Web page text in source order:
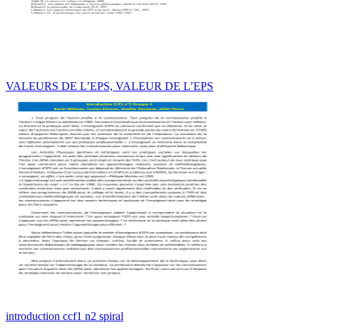
VALEURS DE L’EPS, VALEUR DE L’EPS
introduction ccf1 n2 spiral